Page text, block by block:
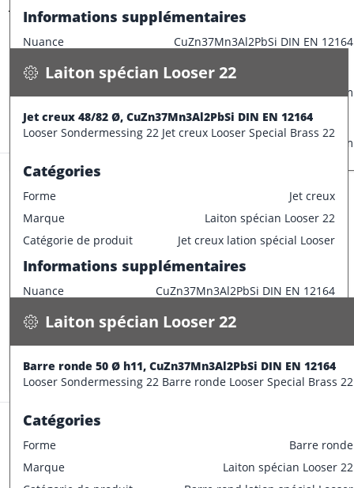
Informations supplémentaires
Nuance CuZn37Mn3Al2PbSi DIN EN 12164
Caractéristiques dimensionnelles
45 mm
Informations supplémentaires
3000 mm
9.800 kg / m
Spécifications
Laiton spécian Looser 22
Jet creux 48/82 Ø, CuZn37Mn3Al2PbSi DIN EN 12164
Looser Sondermessing 22 Jet creux Looser Special Brass 22
Catégories
Forme
Jet creux
Marque
Laiton spécian Looser 22
Catégorie de produit
Jet creux lation spécial Looser
Informations supplémentaires
Nuance CuZn37Mn3Al2PbSi DIN EN 12164
Caractéristiques dimensionnelles
Diamètre extérieur
46 mm
CONFECTIONNER
Stock: 3.0 m
Laiton spécian Looser 22
16.200 kg / m
Spécifications
Laiton spécian Looser 22
Barre ronde 50 Ø h11, CuZn37Mn3Al2PbSi DIN EN 12164
Looser Sondermessing 22 Barre ronde Looser Special Brass 22
Catégories
Forme
Barre ronde
Marque
Laiton spécian Looser 22
CONFECTIONNER
Stock: 15.5 m